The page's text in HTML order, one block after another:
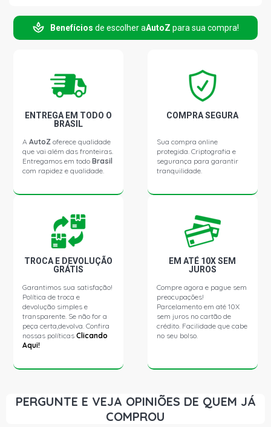
Benefícios de escolher aAutoZ para sua compra!
ENTREGA EM TODO O
BRASIL
AAutoZ oferece qualidade
que vai além das fronteiras.
Entregamos em todoBrasil
com rapidez e qualidade.
COMPRA SEGURA
Sua compra online
protegida. Criptografia e
segurança para garantir
tranquilidade.
TROCA E DEVOLUÇÃO
GRÁTIS
Garantimos sua satisfação!
Política de troca e
devolução simples e
transparente. Se não for a
peça certa,devolva. Confira
nossas políticasClicando
Aqui!
EM ATÉ 10X SEM
JUROS
Compre agora e pague sem
preocupações!
Parcelamento em até 10X
sem juros no cartão de
crédito. Facilidade que cabe
no seu bolso.
PERGUNTE E VEJA OPINIÕES DE QUEM JÁ
COMPROU